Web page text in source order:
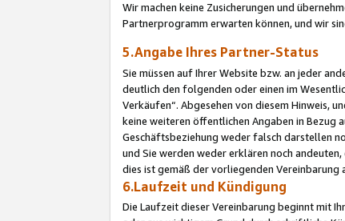
Wir machen keine Zusicherungen und
Partnerprogramm erwarten können, und wir
5.Angabe Ihres Partner-Status
Sie müssen auf Ihrer Website bzw. an jeder
deutlich den folgenden oder einen im
Verkäufen“. Abgesehen von diesem Hinweis,
keine weiteren öffentlichen Angaben in Bezug
Geschäftsbeziehung weder falsch darstellen
und Sie werden weder erklären noch
dies ist gemäß der vorliegenden Vereinbarung
6.Laufzeit und Kündigung
Die Laufzeit dieser Vereinbarung beginnt mit